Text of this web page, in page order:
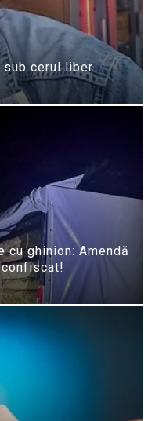
sub cerul liber
cu ghinion: Amendă